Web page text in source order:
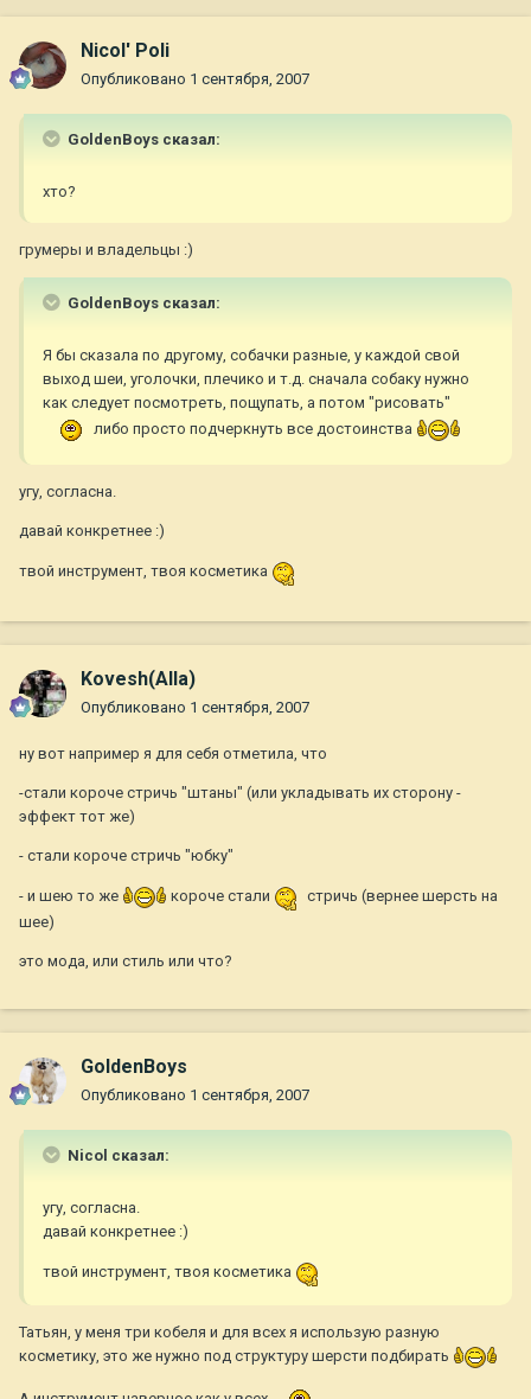
Nicol' Poli
Опубликовано 1 сентября, 2007
GoldenBoys сказал:
хто?
грумеры и владельцы :)
GoldenBoys сказал:
Я бы сказала по другому, собачки разные, у каждой свой
выход шеи, уголочки, плечико и т.д. сначала собаку нужно
как следует посмотреть, пощупать, а потом "рисовать"
либо просто подчеркнуть все достоинства
угу, согласна.
давай конкретнее :)
твой инструмент, твоя косметика
Kovesh(Alla)
Опубликовано 1 сентября, 2007
ну вот например я для себя отметила, что
-стали короче стричь "штаны" (или укладывать их сторону -
эффект тот же)
- стали короче стричь "юбку"
- и шею то же короче стали
стричь (вернее шерсть на
шее)
это мода, или стиль или что?
GoldenBoys
Опубликовано 1 сентября, 2007
Nicol сказал:
угу, согласна.
давай конкретнее :)
твой инструмент, твоя косметика
Татьян, у меня три кобеля и для всех я использую разную
косметику, это же нужно под структуру шерсти подбирать